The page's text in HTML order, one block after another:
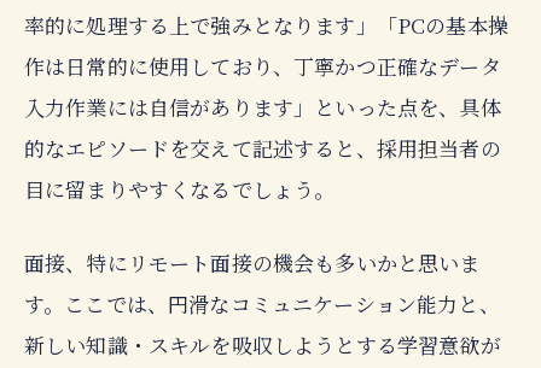
率的に処理する上で強みとなります」「PCの基本操
作は日常的に使用しており、丁寧かつ正確なデータ
入力作業には自信があります」といった点を、具体
的なエピソードを交えて記述すると、採用担当者の
目に留まりやすくなるでしょう。
面接、特にリモート面接の機会も多いかと思いま
す。ここでは、円滑なコミュニケーション能力と、
新しい知識・スキルを吸収しようとする学習意欲が